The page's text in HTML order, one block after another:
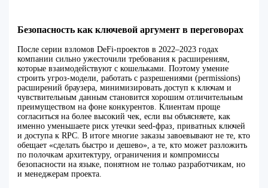
Безопасность как ключевой аргумент в переговорах
После серии взломов DeFi-проектов в 2022–2023 годах
компании сильно ужесточили требования к расширениям,
которые взаимодействуют с кошельками. Поэтому умение
строить угроз-модели, работать с разрешениями (permissions)
расширений браузера, минимизировать доступ к ключам и
чувствительным данным становится хорошим отличительным
преимуществом на фоне конкурентов. Клиентам проще
согласиться на более высокий чек, если вы объясняете, как
именно уменьшаете риск утечки seed-фраз, приватных ключей
и доступа к RPC. В итоге многие заказы завоевывают не те, кто
обещает «сделать быстро и дешево», а те, кто может разложить
по полочкам архитектуру, ограничения и компромиссы
безопасности на языке, понятном не только разработчикам, но
и менеджерам проекта.